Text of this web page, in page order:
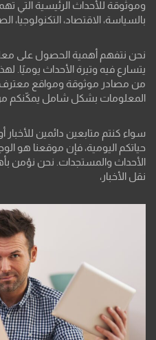
وموثوقة للأحداث الرئيسية التي
بالسياسة، الاقتصاد، التكنولوجيا،
نحن نتفهم أهمية الحصول على
يتسارع فيه وتيرة الأحداث يوميًا.
من مصادر موثوقة ومواقع معترف
المعلومات بشكل شامل يمكّنكم من
سواء كنتم متابعين دائمين
حياتكم اليومية، فإن موقعنا هو
الأحداث والمستجدات. نحن نؤمن
نقل الأخبار،